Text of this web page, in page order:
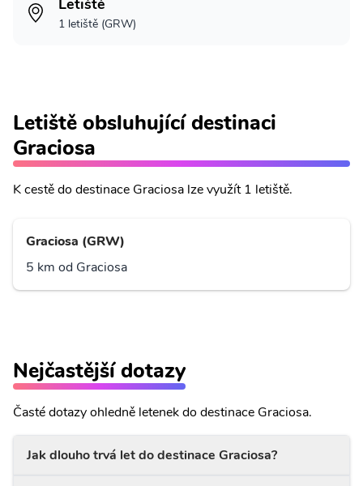
Letiště
1 letiště (GRW)
Letiště obsluhující destinaci
Graciosa
K cestě do destinace Graciosa lze využít 1 letiště.
Graciosa (GRW)
5 km od Graciosa
Nejčastější dotazy
Časté dotazy ohledně letenek do destinace Graciosa.
Jak dlouho trvá let do destinace Graciosa?